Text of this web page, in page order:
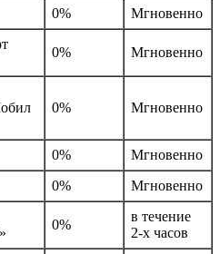
0%
Мгновенно
0% Мгновенно
0% Мгновенно
0%
Мгновенно
0%
Мгновенно
0%
в течение
2-х часов